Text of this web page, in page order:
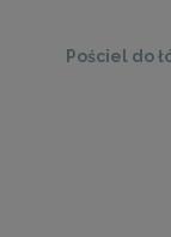
Pościel do